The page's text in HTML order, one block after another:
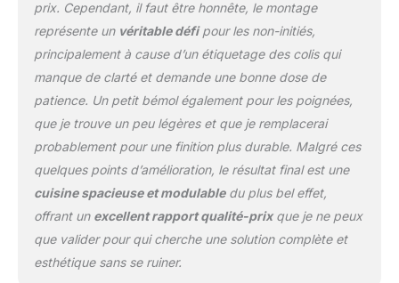
particules de 16 mm avec
revêtement en résine
mélaminée. Le plan de
travail est en panneau de
particules de 28 mm.
CONTENU DE
LIVRAISON : bloc de
cuisine avec plan de
montage, instructions de
montage (sauf indication
contraire, les appareils
électroménagers et les
prix. Cependant, il faut être honnête, le montage
représente un véritable défipour les non-initiés,
principalement à cause d’un étiquetage des colis qui
manque de clarté et demande une bonne dose de
patience. Un petit bémol également pour les poignées,
que je trouve un peu légères et que je remplacerai
probablement pour une finition plus durable. Malgré ces
quelques points d’amélioration, le résultat final est une
cuisine spacieuse et modulabledu plus bel effet,
offrant un excellent rapport qualité-prixque je ne peux
que valider pour qui cherche une solution complète et
esthétique sans se ruiner.